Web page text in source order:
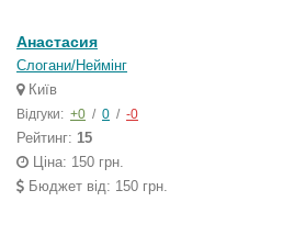
Анастасия
Слогани/Неймінг
Київ
Відгуки: +0 / 0 / -0
Рейтинг: 15
Ціна: 150 грн.
Бюджет від: 150 грн.